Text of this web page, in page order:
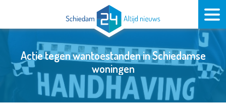
Actie tegen wantoestanden in Schiedamse
woningen